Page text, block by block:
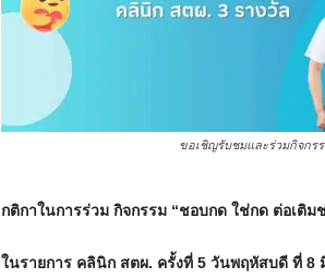
ขอเชิญรับชมและร่วมกิจกร
กติกาในการร่วม กิจกรรม “ชอบกด ใช่กด ต่อเติม
ในรายการ คลินิก สตผ. ครั้งที่ 5 วันพฤหัสบดี ที่ 8